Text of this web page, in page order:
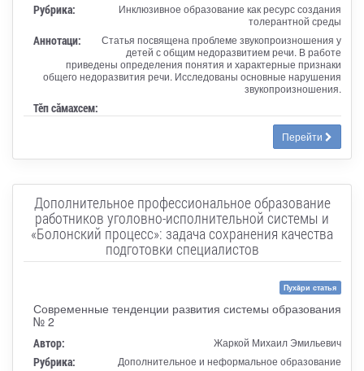
Рубрика:
Инклюзивное образование как ресурс создания
толерантной среды
Аннотаци:
Статья посвящена проблеме звукопроизношения у
детей с общим недоразвитием речи. В работе
приведены определения понятия и характерные признаки
общего недоразвития речи. Исследованы основные нарушения
звукопроизношения.
Тӗп сӑмахсем:
Перейти
Дополнительное профессиональное образование
работников уголовно-исполнительной системы и
«Болонский процесс»: задача сохранения качества
подготовки специалистов
Пухăри статья
Современные тенденции развития системы образования
№ 2
Автор: Жаркой Михаил Эмильевич
Рубрика: Дополнительное и неформальное образование